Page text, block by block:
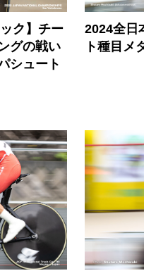
ク】チー
グの戦い
シュート
2024全日
ト種目メ